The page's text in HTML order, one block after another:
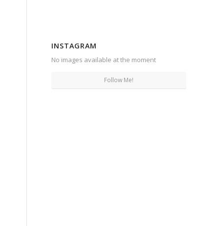
INSTAGRAM
No images available at the moment
Follow Me!